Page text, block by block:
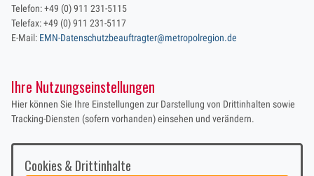
Telefon: +49 (0) 911 231-5115
Telefax: +49 (0) 911 231-5117
E-Mail: EMN-Datenschutzbeauftragter@metropolregion.de
Ihre Nutzungseinstellungen
Hier können Sie Ihre Einstellungen zur Darstellung von Drittinhalten sowie
Tracking-Diensten (sofern vorhanden) einsehen und verändern.
Cookies & Drittinhalte